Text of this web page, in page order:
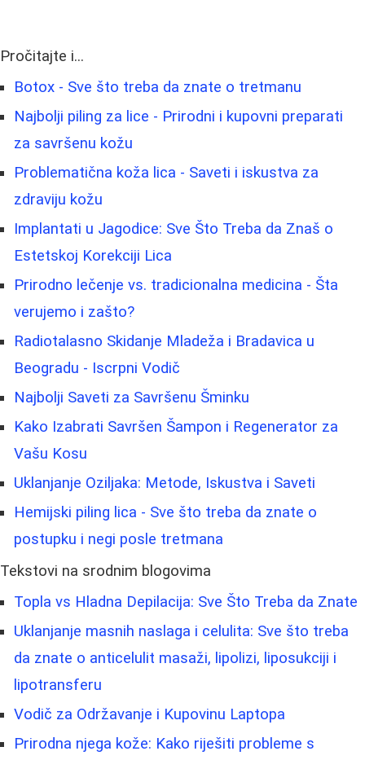
Pročitajte i...
Botox - Sve što treba da znate o tretmanu
Najbolji piling za lice - Prirodni i kupovni preparati
za savršenu kožu
Problematična koža lica - Saveti i iskustva za
zdraviju kožu
Implantati u Jagodice: Sve Što Treba da Znaš o
Estetskoj Korekciji Lica
Prirodno lečenje vs. tradicionalna medicina - Šta
verujemo i zašto?
Radiotalasno Skidanje Mladeža i Bradavica u
Beogradu - Iscrpni Vodič
Najbolji Saveti za Savršenu Šminku
Kako Izabrati Savršen Šampon i Regenerator za
Vašu Kosu
Uklanjanje Oziljaka: Metode, Iskustva i Saveti
Hemijski piling lica - Sve što treba da znate o
postupku i negi posle tretmana
Tekstovi na srodnim blogovima
Topla vs Hladna Depilacija: Sve Što Treba da Znate
Uklanjanje masnih naslaga i celulita: Sve što treba
da znate o anticelulit masaži, lipolizi, liposukciji i
lipotransferu
Vodič za Održavanje i Kupovinu Laptopa
Prirodna njega kože: Kako riješiti probleme s